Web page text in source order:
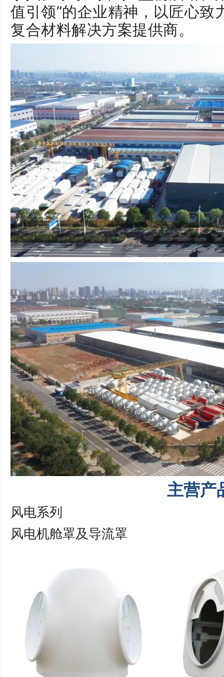
值引领”的企业精神，以匠心致
复合材料解决方案提供商。
主营产
风电系列
风电机舱罩及导流罩